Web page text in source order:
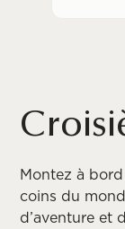
Montez à
coins du
d’aventure et